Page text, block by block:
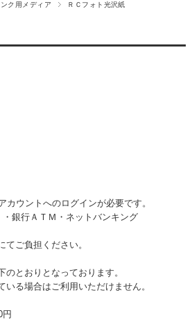
ク用メディア
ＲＣフォト光沢紙
ウントへのログインが必要です。
銀行ＡＴＭ・ネットバンキング
てご負担ください。
のとおりとなっております。
いる場合はご利用いただけません。